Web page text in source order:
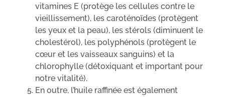
vitamines E (protège les cellules contre le
vieillissement), les caroténoïdes (protègent
les yeux et la peau), les stérols (diminuent le
cholestérol), les polyphénols (protègent le
cœur et les vaisseaux sanguins) et la
chlorophylle (détoxiquant et important pour
notre vitalité).
En outre, l’huile raffinée est également